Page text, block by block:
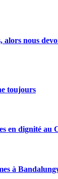
alors nous
toujours
en dignité
à